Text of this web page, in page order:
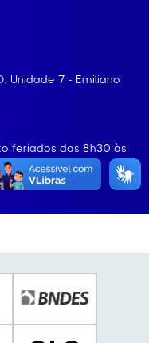
Unidade 7 - Emiliano
feriados das 8h30 às